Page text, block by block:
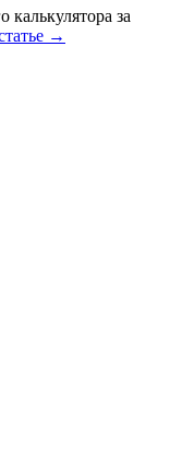
калькулятора за
→